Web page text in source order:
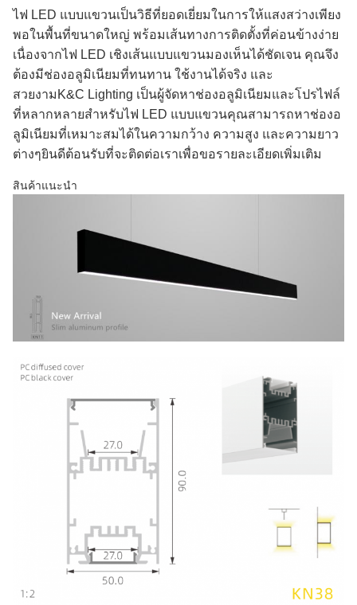
ไฟ LED แบบแขวนเป็นวิธีที่ยอดเยี่ยมในการให้แสงสว่างเพียง
พอในพื้นที่ขนาดใหญ่ พร้อมเส้นทางการติดตั้งที่ค่อนข้างง่าย
เนื่องจากไฟ LED เชิงเส้นแบบแขวนมองเห็นได้ชัดเจน คุณจึง
ต้องมีช่องอลูมิเนียมที่ทนทาน ใช้งานได้จริง และ
สวยงามK&C Lighting เป็นผู้จัดหาช่องอลูมิเนียมและโปรไฟล์
ที่หลากหลายสำหรับไฟ LED แบบแขวนคุณสามารถหาช่องอ
ลูมิเนียมที่เหมาะสมได้ในความกว้าง ความสูง และความยาว
ต่างๆยินดีต้อนรับที่จะติดต่อเราเพื่อขอรายละเอียดเพิ่มเติม
สินค้าแนะนำ